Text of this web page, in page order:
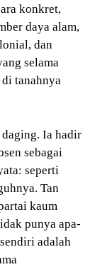
konkret,
daya alam,
dan
selama
tanahnya
Ia hadir
sebagai
seperti
Tan
kaum
punya apa-
adalah